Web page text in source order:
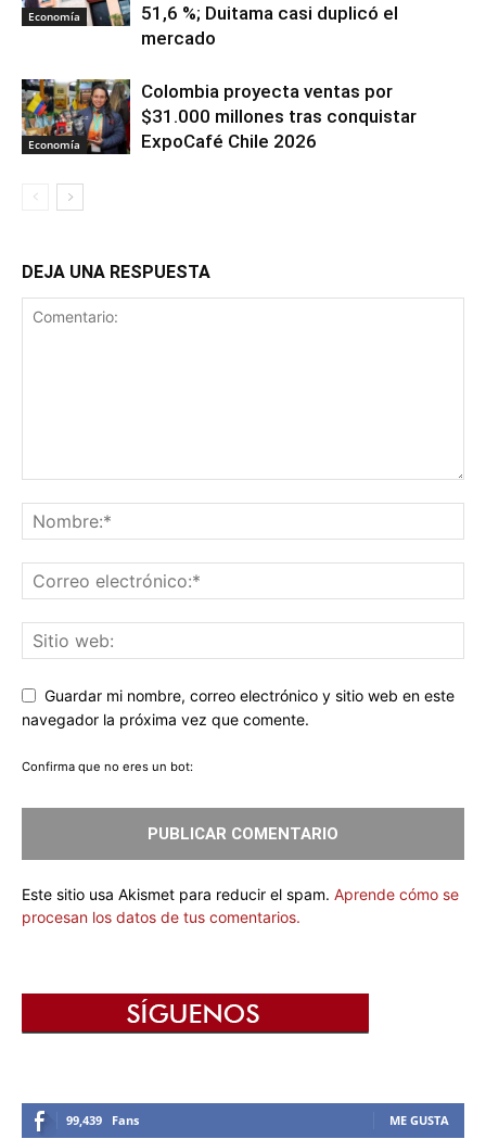
Economía
51,6 %; Duitama casi duplicó el
mercado
Economía
Colombia proyecta ventas por
$31.000 millones tras conquistar
ExpoCafé Chile 2026
DEJA UNA RESPUESTA
Guardar mi nombre, correo electrónico y sitio web en este
navegador la próxima vez que comente.
Confirma que no eres un bot:
Este sitio usa Akismet para reducir el spam. Aprende cómo se
procesan los datos de tus comentarios.
99,439 Fans ME GUSTA